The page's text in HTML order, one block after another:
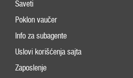
Saveti
Poklon vaučer
Info za subagente
Uslovi korišćenja sajta
Zaposlenje